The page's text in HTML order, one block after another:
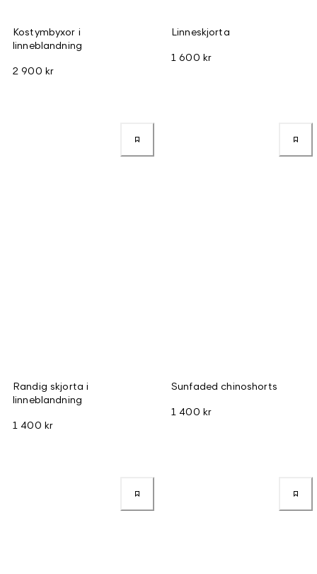
Kostymbyxor i
linneblandning
2 900 kr
Linneskjorta
1 600 kr
Randig skjorta i
linneblandning
1 400 kr
Sunfaded chinoshorts
1 400 kr